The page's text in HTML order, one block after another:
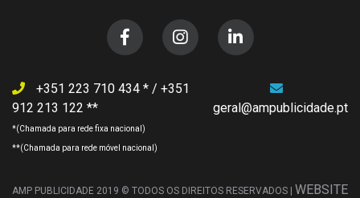
chosen
on
the
page
+351 223 710 434 / +351
912 213 122
geral@ampublicidade.pt
AMP PUBLICIDADE 2019 © TODOS OS DIREITOS RESERVADOS | WEBSITE